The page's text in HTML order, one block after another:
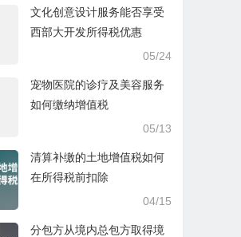
文化创意设计服务能否享受
西部大开发所得税优惠
05/24
宠物医院的诊疗及美容服务
如何缴纳增值税
05/13
清算补缴的土地增值税如何
在所得税前扣除
04/15
分包方从境内总包方取得境